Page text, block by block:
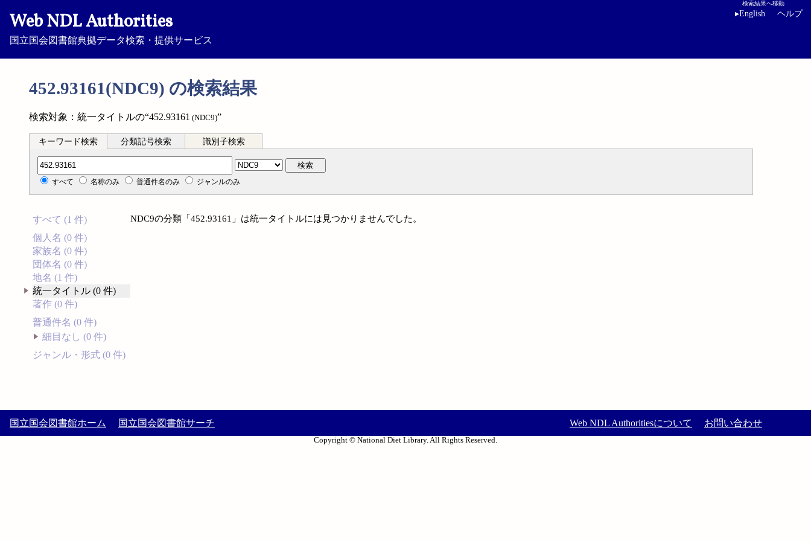
Web NDL Authorities
国立国会図書館典拠データ検索・提供サービス
検索結果へ移動
▸English ヘルプ
452.93161(NDC9) の検索結果
検索対象：統一タイトルの“452.93161 (NDC9)”
キーワード検索 分類記号検索 識別子検索
分類記号検索 検索
すべて 名称のみ 普通件名のみ ジャンルのみ
すべて (1 件)
個人名 (0 件)
家族名 (0 件)
団体名 (0 件)
地名 (1 件)
統一タイトル (0 件)
著作 (0 件)
普通件名 (0 件)
細目なし (0 件)
ジャンル・形式 (0 件)
NDC9の分類「452.93161」は統一タイトルには見つかりませんでした。
国立国会図書館ホーム 国立国会図書館サーチ Web NDL Authoritiesについて お問い合わせ
Copyright © National Diet Library. All Rights Reserved.